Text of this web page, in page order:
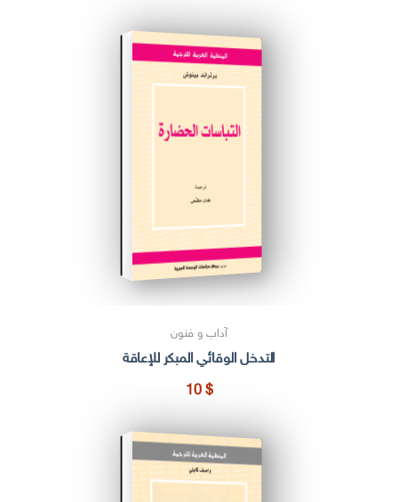
آداب و فنون
التدخل الوقائي المبكر للإعاقة
10 $